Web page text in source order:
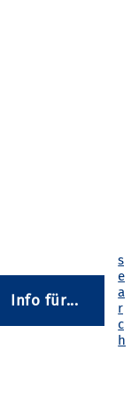
Info für...